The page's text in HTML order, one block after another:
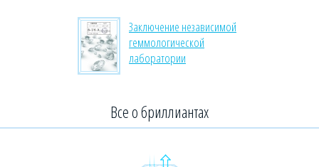
Заключение независимой
геммологической
лаборатории
Все о бриллиантах